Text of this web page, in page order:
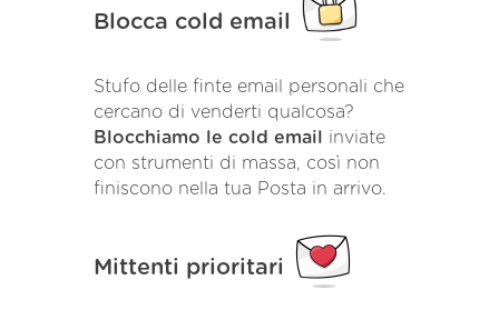
Blocca cold email
Stufo delle finte email personali che
cercano di venderti qualcosa?
Blocchiamo le cold email
inviate
con strumenti di massa, così non
finiscono nella tua Posta in arrivo.
Mittenti prioritari